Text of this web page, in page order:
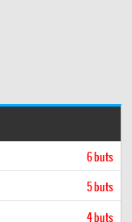
6 buts
5 buts
4 buts